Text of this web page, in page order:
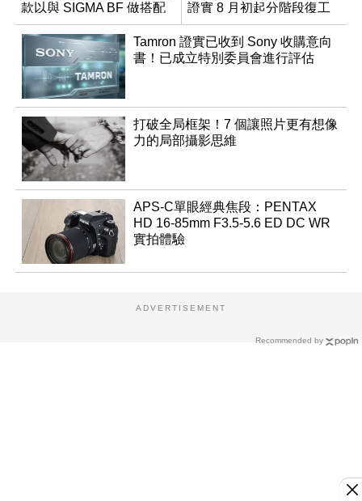
款以與 SIGMA BF 做搭配
證實 8 月初起分階段復工
Tamron 證實已收到 Sony 收購意向
書！已成立特別委員會進行評估
打破全局框架！7 個讓照片更有想像
力的局部攝影思維
APS-C單眼經典焦段：PENTAX
HD 16-85mm F3.5-5.6 ED DC WR
實拍體驗
Recommended by
ADVERTISEMENT